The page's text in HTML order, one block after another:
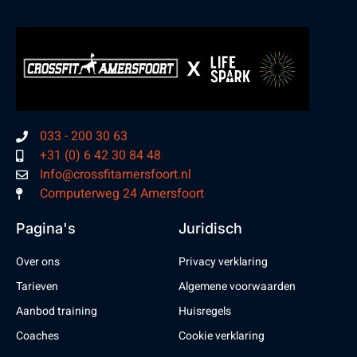
033 - 200 30 63
+31 (0) 6 42 30 84 48
Info@crossfitamersfoort.nl
Computerweg 24 Amersfoort
Pagina's
Over ons
Tarieven
Aanbod training
Coaches
Juridisch
Privacy verklaring
Algemene voorwaarden
Huisregels
Cookie verklaring